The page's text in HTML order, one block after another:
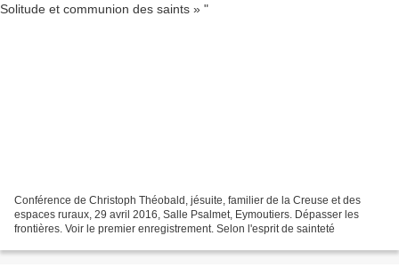
Conférence de Christoph Théobald, jésuite, familier de la Creuse et des
espaces ruraux, 29 avril 2016, Salle Psalmet, Eymoutiers. Dépasser les
frontières. Voir le premier enregistrement. Selon l'esprit de sainteté